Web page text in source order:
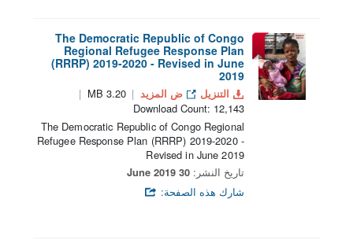
The Democratic Republic of Congo
Regional Refugee Response Plan
(RRRP) 2019-2020 - Revised in June
2019
التنزيل ض المزيد
3.20 MB
Download Count: 12,143
The Democratic Republic of Congo Regional
Refugee Response Plan (RRRP) 2019-2020 -
Revised in June 2019
تاريخ النشر: 30 June 2019
شارك هذه الصفحة: